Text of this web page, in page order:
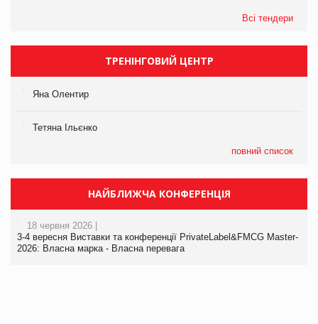
Всі тендери
ТРЕНІНГОВИЙ ЦЕНТР
Яна Олентир
Тетяна Ільєнко
повний список
НАЙБЛИЖЧА КОНФЕРЕНЦІЯ
18 червня 2026 |
3-4 вересня Виставки та конференції PrivateLabel&FMCG Master-
2026: Власна марка - Власна перевага